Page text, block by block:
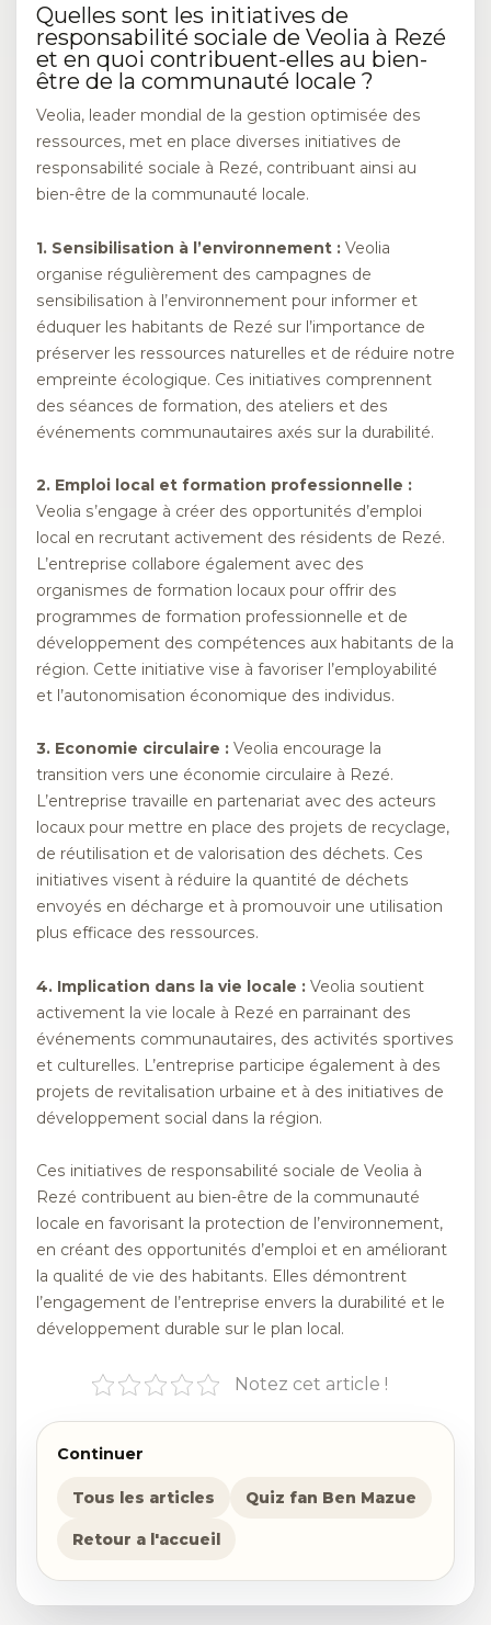
Quelles sont les initiatives de
responsabilité sociale de Veolia à Rezé
et en quoi contribuent-elles au bien-
être de la communauté locale ?
Veolia, leader mondial de la gestion optimisée des
ressources, met en place diverses initiatives de
responsabilité sociale à Rezé, contribuant ainsi au
bien-être de la communauté locale.
1. Sensibilisation à l’environnement : Veolia
organise régulièrement des campagnes de
sensibilisation à l’environnement pour informer et
éduquer les habitants de Rezé sur l’importance de
préserver les ressources naturelles et de réduire notre
empreinte écologique. Ces initiatives comprennent
des séances de formation, des ateliers et des
événements communautaires axés sur la durabilité.
2. Emploi local et formation professionnelle :
Veolia s’engage à créer des opportunités d’emploi
local en recrutant activement des résidents de Rezé.
L’entreprise collabore également avec des
organismes de formation locaux pour offrir des
programmes de formation professionnelle et de
développement des compétences aux habitants de la
région. Cette initiative vise à favoriser l’employabilité
et l’autonomisation économique des individus.
3. Economie circulaire : Veolia encourage la
transition vers une économie circulaire à Rezé.
L’entreprise travaille en partenariat avec des acteurs
locaux pour mettre en place des projets de recyclage,
de réutilisation et de valorisation des déchets. Ces
initiatives visent à réduire la quantité de déchets
envoyés en décharge et à promouvoir une utilisation
plus efficace des ressources.
4. Implication dans la vie locale : Veolia soutient
activement la vie locale à Rezé en parrainant des
événements communautaires, des activités sportives
et culturelles. L’entreprise participe également à des
projets de revitalisation urbaine et à des initiatives de
développement social dans la région.
Ces initiatives de responsabilité sociale de Veolia à
Rezé contribuent au bien-être de la communauté
locale en favorisant la protection de l’environnement,
en créant des opportunités d’emploi et en améliorant
la qualité de vie des habitants. Elles démontrent
l’engagement de l’entreprise envers la durabilité et le
développement durable sur le plan local.
Notez cet article !
Continuer
Tous les articles Quiz fan Ben Mazue
Retour a l'accueil